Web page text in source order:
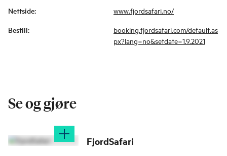
Nettside: www.fjordsafari.no/
Bestill:
booking.fjordsafari.com/default.as
px?lang=no&setdate=1.9.2021
Se og gjøre
FjordSafari